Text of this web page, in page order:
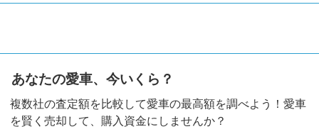
あなたの愛車、今いくら？
複数社の査定額を比較して愛車の最高額を調べよう！愛車
を賢く売却して、購入資金にしませんか？